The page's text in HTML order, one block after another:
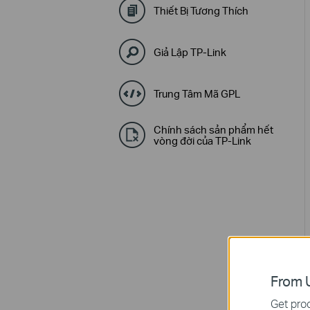
Thiết Bị Tương Thích
Giả Lập TP-Link
Trung Tâm Mã GPL
Chính sách sản phẩm hết
vòng đời của TP-Link
From
Get